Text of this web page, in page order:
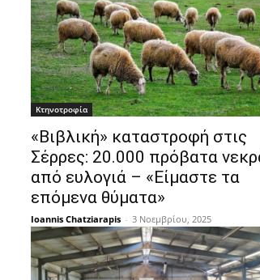
Κτηνοτροφία
«Βιβλική» καταστροφή στις
Σέρρες: 20.000 πρόβατα
από ευλογιά – «Είμαστε τα
επόμενα θύματα»
Ioannis Chatziarapis - 3 Νοεμβρίου, 2025